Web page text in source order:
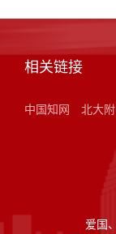
相关链接
中国知网 北大
爱国